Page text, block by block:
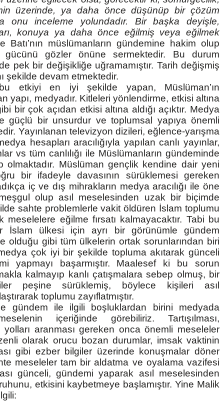
üzerinde, ya daha önce düşünüp bir çözüm
onu inceleme yolundadır. Bir başka deyişle,
konuya ya daha önce eğilmiş veya eğilmek
Batı’nın müslümanların gündemine hakim olup
gücünü gözler önüne sermektedir. Bu durum
pek bir değişikliğe uğramamıştır. Tarih değişmiş
şekilde devam etmektedir.
etkiyi en iyi şekilde yapan, Müslüman’ın
yapı, medyadır. Kitleleri yönlendirme, etkisi altına
bir çok açıdan etkisi altına aldığı açıktır. Medya
güçlü bir unsurdur ve toplumsal yapıya önemli
Yayınlanan televizyon dizileri, eğlence-yarışma
hesapları aracılığıyla yapılan canlı yayınlar,
vs tüm canlılığı ile Müslümanların gündeminde
olmaktadır. Müslüman gençlik kendine dair yeni
bir ifadeyle davasının sürüklemesi gereken
iç ve dış mihrakların medya aracılığı ile öne
olup asıl meselesinden uzak bir biçimde
sahte problemlerle vakit öldüren İslam toplumu
eğilme fırsatı kalmayacaktır. Tabi bu
İslam ülkesi için ayrı bir görünümle gündem
olduğu gibi tüm ülkelerin ortak sorunlarından biri
çok iyi bir şekilde topluma akıtarak günceli
yapmayı başarmıştır. Maalesef ki bu sorun
kalmayıp kanlı çatışmalara sebep olmuş, bir
peşine sürüklemiş, böylece kişileri asıl
toplumu zayıflatmıştır.
gündem ile ilgili boşluklardan birini medyada
içeriğinde görebiliriz. Tartışılması,
yolları aranması gereken onca önemli meseleler
olarak orucu bozan durumlar, imsak vaktinin
gibi ezber bilgiler üzerinde konuşmalar döner
meseleler tam bir aldatma ve oyalama vazifesi
günceli, gündemi yaparak asıl meselesinden
etkisini kaybetmeye başlamıştır. Yine Malik